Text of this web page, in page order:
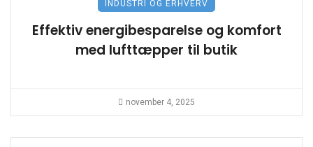
INDUSTRI OG ERHVERV
Effektiv energibesparelse og komfort
med lufttæpper til butik
november 4, 2025